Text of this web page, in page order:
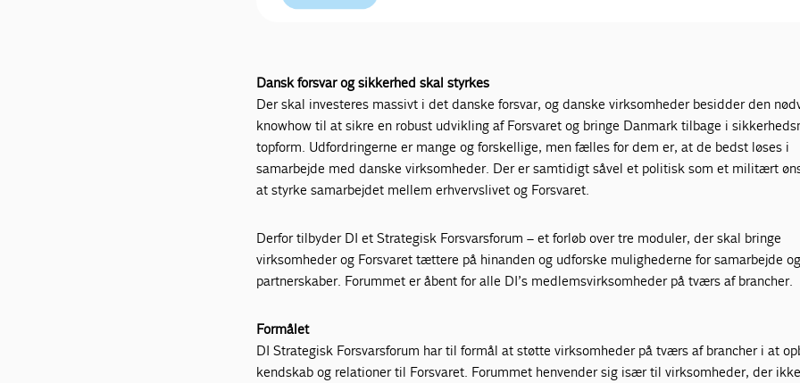
Dansk forsvar og sikkerhed skal styrkes
Der skal investeres massivt i det danske forsvar, og danske virksomheder besidder den
knowhow til at sikre en robust udvikling af Forsvaret og bringe Danmark tilbage i
topform. Udfordringerne er mange og forskellige, men fælles for dem er, at de bedst løses i
samarbejde med danske virksomheder. Der er samtidigt såvel et politisk som et militært
at styrke samarbejdet mellem erhvervslivet og Forsvaret.
Derfor tilbyder DI et Strategisk Forsvarsforum – et forløb over tre moduler, der skal bringe
virksomheder og Forsvaret tættere på hinanden og udforske mulighederne for samarbejde og
partnerskaber. Forummet er åbent for alle DI’s medlemsvirksomheder på tværs af brancher.
Formålet
DI Strategisk Forsvarsforum har til formål at støtte virksomheder på tværs af brancher i at
kendskab og relationer til Forsvaret. Forummet henvender sig især til virksomheder, der ikke